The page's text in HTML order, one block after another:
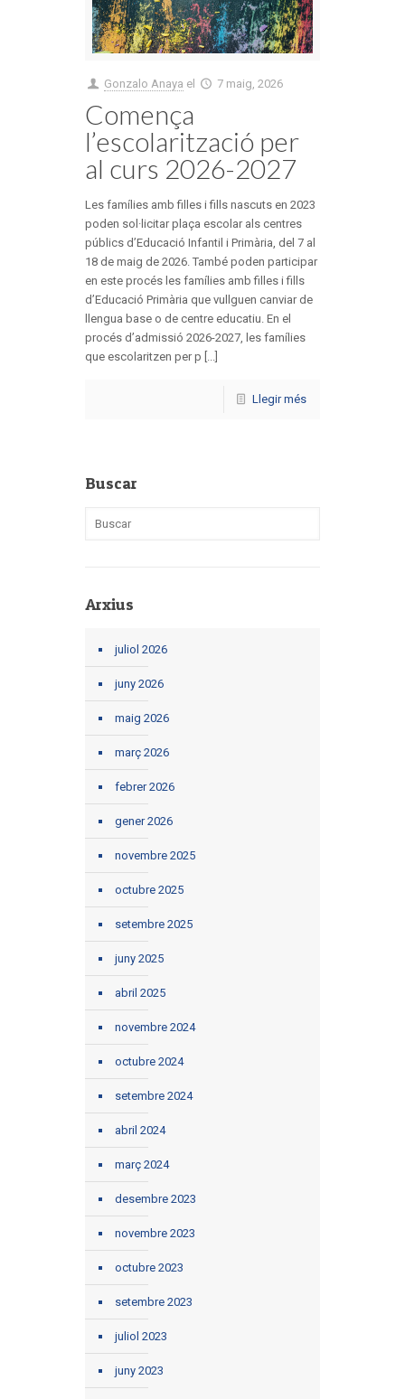
Gonzalo Anaya el 7 maig, 2026
Comença
l’escolarització per
al curs 2026-2027
Les famílies amb filles i fills nascuts en 2023
poden sol·licitar plaça escolar als centres
públics d’Educació Infantil i Primària, del 7 al
18 de maig de 2026. També poden participar
en este procés les famílies amb filles i fills
d’Educació Primària que vullguen canviar de
llengua base o de centre educatiu. En el
procés d’admissió 2026-2027, les famílies
que escolaritzen per p [...]
Llegir més
Buscar
Arxius
juliol 2026
juny 2026
maig 2026
març 2026
febrer 2026
gener 2026
novembre 2025
octubre 2025
setembre 2025
juny 2025
abril 2025
novembre 2024
octubre 2024
setembre 2024
abril 2024
març 2024
desembre 2023
novembre 2023
octubre 2023
setembre 2023
juliol 2023
juny 2023